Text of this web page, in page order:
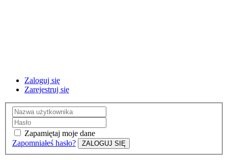
Zaloguj się
Zarejestruj się
Zapamiętaj moje dane
Zapomniałeś hasło?
ZALOGUJ SIĘ